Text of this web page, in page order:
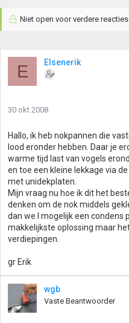
Niet open voor verdere
E Elsenerik
30 okt 2008
Hallo, ik heb nokpannen die
lood eronder hebben. Daar je
warme tijd last van vogels
en toe een kleine lekkage via
met unidekplaten.
Mijn vraag nu hoe ik dit het
denken om de nok middels
dan we l mogelijk een condens
makkelijkste oplossing maar
verdiepingen.
gr Erik
wgb
Vaste Beantwoorder